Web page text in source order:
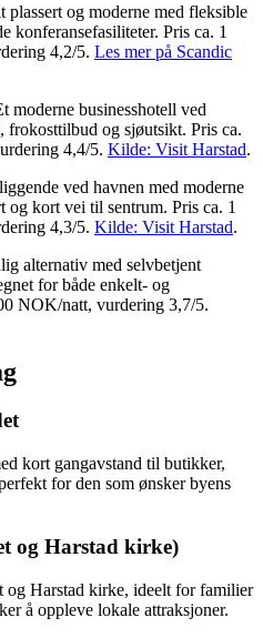
plassert og moderne med fleksible
konferansefasiliteter. Pris ca. 1
4,2/5. Les mer på Scandic
moderne businesshotell ved
frokosttilbud og sjøutsikt. Pris ca.
4,4/5. Kilde: Visit Harstad.
ved havnen med moderne
og kort vei til sentrum. Pris ca. 1
4,3/5. Kilde: Visit Harstad.
alternativ med selvbetjent
for både enkelt- og
NOK/natt, vurdering 3,7/5.
kort gangavstand til butikker,
for den som ønsker byens
og Harstad kirke)
og Harstad kirke, ideelt for familier
å oppleve lokale attraksjoner.